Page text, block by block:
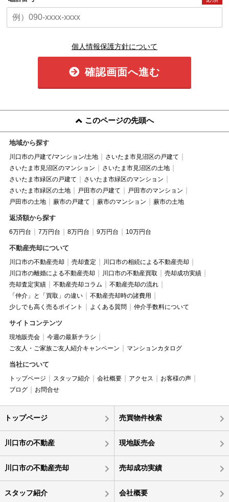
個人情報保護方針について
確認画面へ進む
このページの先頭へ
地域から探す
川口市の戸建て/マンション/土地
さいたま市見沼区の戸建て
さいたま市見沼区のマンション
さいたま市見沼区の土地
さいたま市緑区の戸建て
さいたま市緑区のマンション
さいたま市緑区の土地
戸田市の戸建て
戸田市のマンション
戸田市の土地
蕨市の戸建て 蕨市のマンション 蕨市の土地
返済額から探す
6万円台 7万円台 8万円台 9万円台 10万円台
不動産売却について
川口市の不動産売却 売却査定
川口市の相続による不動産売却
川口市の離婚による不動産売却
川口市の不動産買取
売却成功実績
売却査定実績
不動産売却コラム
不動産売却の流れ
「仲介」と「買取」の違い
不動産売却時の諸費用
少しでも高く売るポイント
よくある質問 仲介手数料について
サイトコンテンツ
現地販売会
今週の最新チラシ
ご友人・ご家族ご友人紹介キャンペーン
マンションカタログ
当社について
トップページ スタッフ紹介 会社概要 アクセス
お客様の声
ブログ
お問合せ
トップページ 売買物件検索
川口市の不動産 現地販売会
川口市の不動産売却 売却成功実績
スタッフ紹介 会社概要